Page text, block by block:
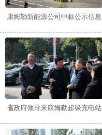
康姆勒新能源公司中标公示信息
省政府领导来康姆勒超级充电站